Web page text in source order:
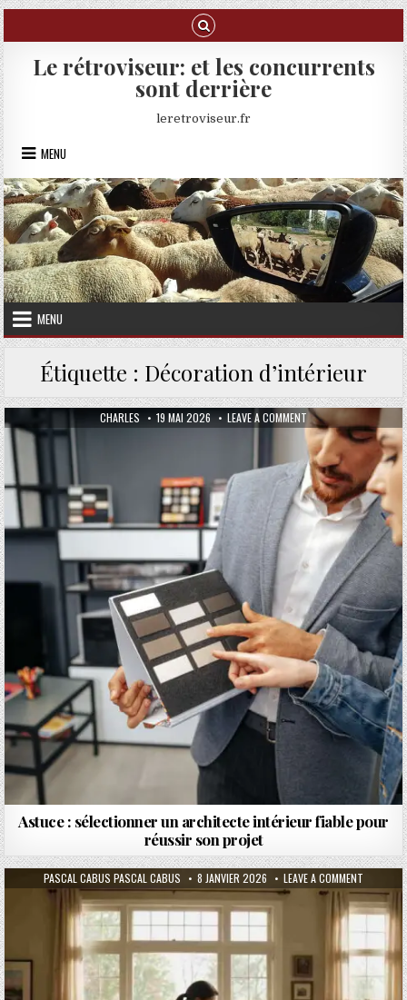
Skip to content
Le rétroviseur: et les concurrents
sont derrière
leretroviseur.fr
MENU
MENU
Étiquette : Décoration d’intérieur
AUTHOR:
CHARLES PUBLISHED DATE:
19 MAI 2026 LEAVE A COMMENTON ASTUCE :
Astuce : sélectionner un architecte intérieur fiable pour
réussir son projet
AUTHOR:
PASCAL CABUS PASCAL CABUS PUBLISHED DATE:
8 JANVIER 2026 LEAVE A COMMENT ON 3